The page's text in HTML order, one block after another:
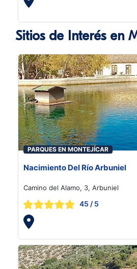
Sitios de Interés en
PARQUES EN MONTEJÍCAR
Nacimiento Del Río Arbuniel
Camino del Alamo, 3, Arbuniel
45 / 5